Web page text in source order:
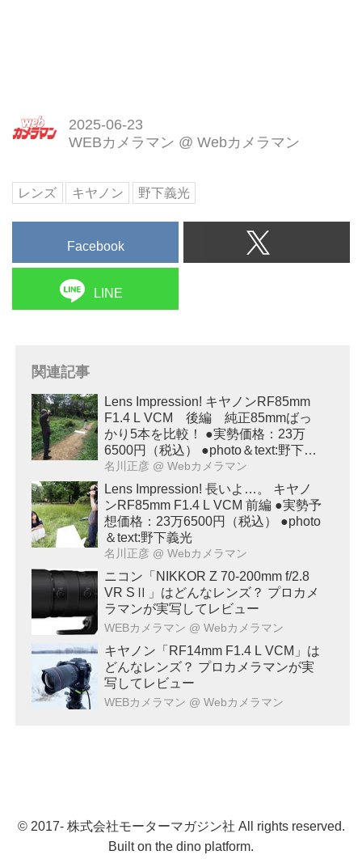
2025-06-23
WEBカメラマン @ Webカメラマン
レンズ キヤノン 野下義光
Facebook
LINE
関連記事
Lens Impression! キヤノンRF85mm
F1.4 L VCM 後編 純正85mmばっ
かり5本を比較！ ●実勢価格：23万
6500円（税込） ●photo＆text:野下義
光
名川正彦 @ Webカメラマン
Lens Impression! 長いよ…。 キヤノ
ンRF85mm F1.4 L VCM 前編 ●実勢予
想価格：23万6500円（税込） ●photo
＆text:野下義光
名川正彦 @ Webカメラマン
ニコン「NIKKOR Z 70-200mm f/2.8
VR SⅡ」はどんなレンズ？ プロカメ
ラマンが実写してレビュー
WEBカメラマン @ Webカメラマン
キヤノン「RF14mm F1.4 L VCM」は
どんなレンズ？ プロカメラマンが実
写してレビュー
WEBカメラマン @ Webカメラマン
© 2017- 株式会社モーターマガジン社 All rights reserved.
Built on the dino platform.